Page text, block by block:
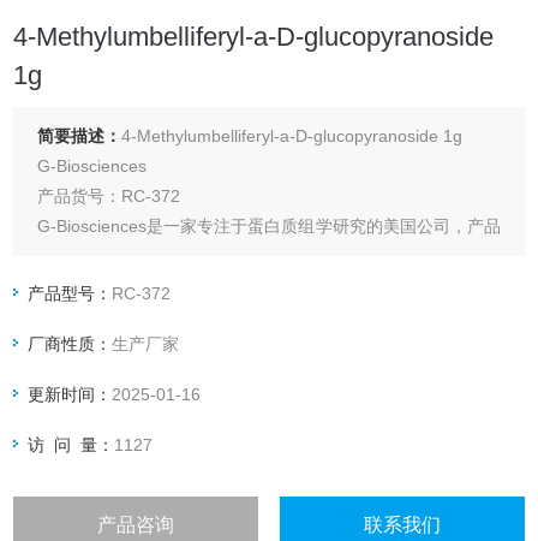
4-Methylumbelliferyl-a-D-glucopyranoside
1g
简要描述：4-Methylumbelliferyl-a-D-glucopyranoside 1g
G-Biosciences
产品货号：RC-372
G-Biosciences是一家专注于蛋白质组学研究的美国公司，产品
品制备、电泳、蛋白质印迹、质谱、测定开发、抗体生产和蛋
25,000篇文
产品型号： RC-372
厂商性质：生产厂家
更新时间： 2025-01-16
访 问 量： 1127
产品咨询 联系我们